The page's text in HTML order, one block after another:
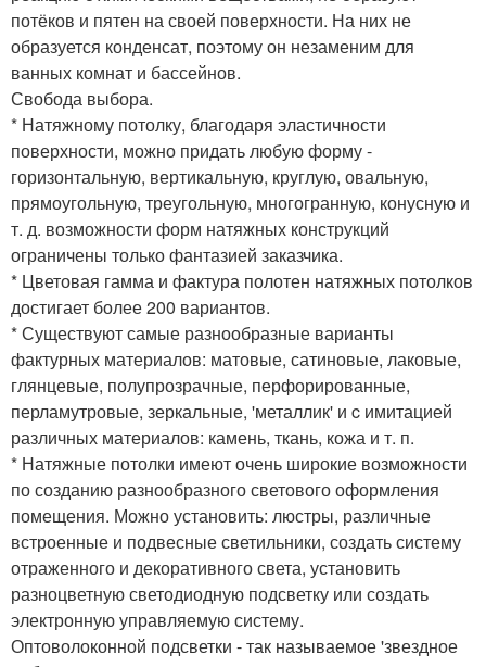
потёков и пятен на своей поверхности. На них не
образуется конденсат, поэтому он незаменим для
ванных комнат и бассейнов.
Свобода выбора.
* Натяжному потолку, благодаря эластичности
поверхности, можно придать любую форму -
горизонтальную, вертикальную, круглую, овальную,
прямоугольную, треугольную, многогранную, конусную и
т. д. возможности форм натяжных конструкций
ограничены только фантазией заказчика.
* Цветовая гамма и фактура полотен натяжных потолков
достигает более 200 вариантов.
* Существуют самые разнообразные варианты
фактурных материалов: матовые, сатиновые, лаковые,
глянцевые, полупрозрачные, перфорированные,
перламутровые, зеркальные, 'металлик' и c имитацией
различных материалов: камень, ткань, кожа и т. п.
* Натяжные потолки имеют очень широкие возможности
по созданию разнообразного светового оформления
помещения. Можно установить: люстры, различные
встроенные и подвесные светильники, создать систему
отраженного и декоративного света, установить
разноцветную светодиодную подсветку или создать
электронную управляемую систему.
Оптоволоконной подсветки - так называемое 'звездное